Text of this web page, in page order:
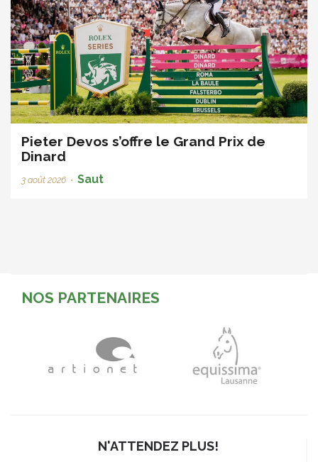
Pieter Devos s’offre le Grand Prix de
Dinard
3 août 2026 • Saut
NOS PARTENAIRES
N'ATTENDEZ PLUS!